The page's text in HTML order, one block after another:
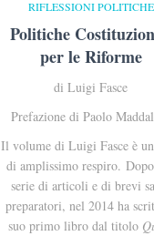
RIFLESSIONI POLITICHE
Politiche
per le Riforme
di Luigi Fasce
Prefazione di Paolo
Il volume di Luigi Fasce è
di amplissimo respiro.
serie di articoli e di brevi
preparatori, nel 2014 ha
suo primo libro dal titolo